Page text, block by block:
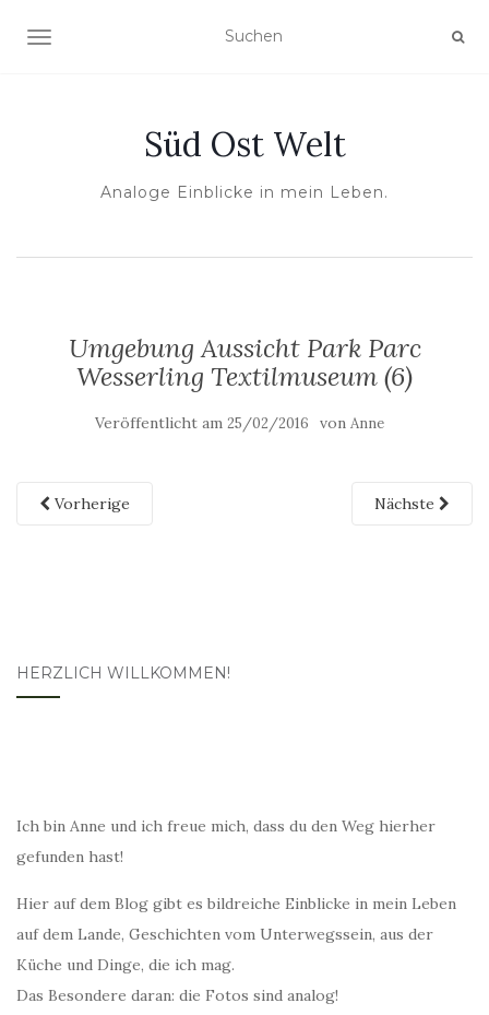
NAVIGATION UMSCHALTEN
Süd Ost Welt
Analoge Einblicke in mein Leben.
Umgebung Aussicht Park Parc
Wesserling Textilmuseum (6)
Veröffentlicht am 25/02/2016 von Anne
Vorherige Nächste
HERZLICH WILLKOMMEN!
Ich bin Anne und ich freue mich, dass du den Weg hierher
gefunden hast!
Hier auf dem Blog gibt es bildreiche Einblicke in mein Leben
auf dem Lande, Geschichten vom Unterwegssein, aus der
Küche und Dinge, die ich mag.
Das Besondere daran: die Fotos sind analog!